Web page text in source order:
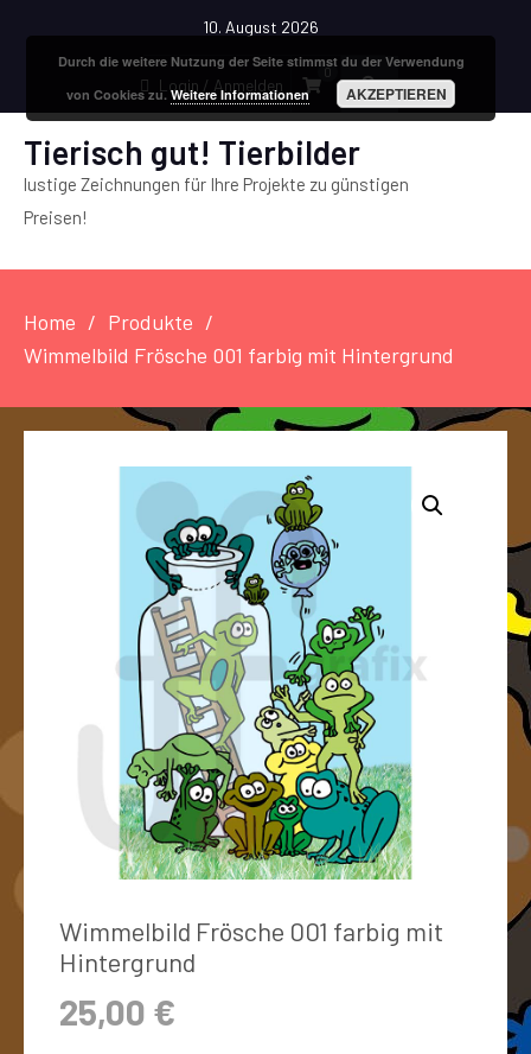
10. August 2026
Login / Anmelden
0
Tierisch gut! Tierbilder
lustige Zeichnungen für Ihre Projekte zu günstigen
Preisen!
Home
Produkte
Wimmelbild Frösche 001 farbig mit Hintergrund
Wimmelbild Frösche 001 farbig mit
Hintergrund
25,00 €
Durch die weitere Nutzung der Seite stimmst du der Verwendung
von Cookies zu.Weitere Informationen AKZEPTIEREN